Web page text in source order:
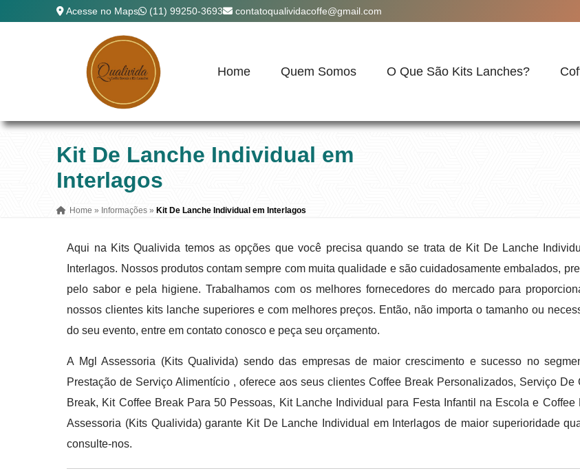
Acesse no Maps (11) 99250-3693 contatoqualividacoffe@gmail.com
Home Quem Somos O Que São Kits Lanches?
Kit De Lanche Individual em
Interlagos
Home » Informações » Kit De Lanche Individual em Interlagos
Aqui na Kits Qualivida temos as opções que você precisa quando se trata de Kit De Lanche
Interlagos. Nossos produtos contam sempre com muita qualidade e são cuidadosamente embalados,
pelo sabor e pela higiene. Trabalhamos com os melhores fornecedores do mercado para
nossos clientes kits lanche superiores e com melhores preços. Então, não importa o tamanho ou
do seu evento, entre em contato conosco e peça seu orçamento.
A Mgl Assessoria (Kits Qualivida) sendo das empresas de maior crescimento e sucesso no
Prestação de Serviço Alimentício , oferece aos seus clientes Coffee Break Personalizados, Serviço De
Break, Kit Coffee Break Para 50 Pessoas, Kit Lanche Individual para Festa Infantil na Escola e
Assessoria (Kits Qualivida) garante Kit De Lanche Individual em Interlagos de maior superioridade
consulte-nos.